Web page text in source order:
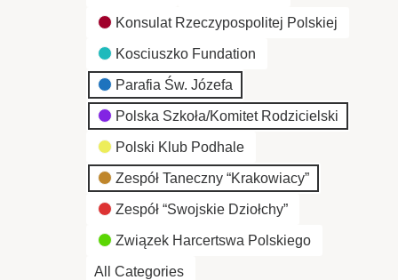
Konsulat Rzeczypospolitej Polskiej
Kosciuszko Fundation
Parafia Św. Józefa
Polska Szkoła/Komitet Rodzicielski
Polski Klub Podhale
Zespół Taneczny “Krakowiacy”
Zespół “Swojskie Dziołchy”
Związek Harcertswa Polskiego
All Categories